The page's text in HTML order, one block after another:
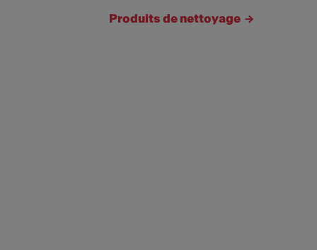
Produits de nettoyage